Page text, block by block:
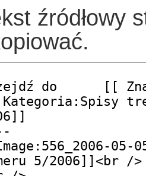
źródłowy